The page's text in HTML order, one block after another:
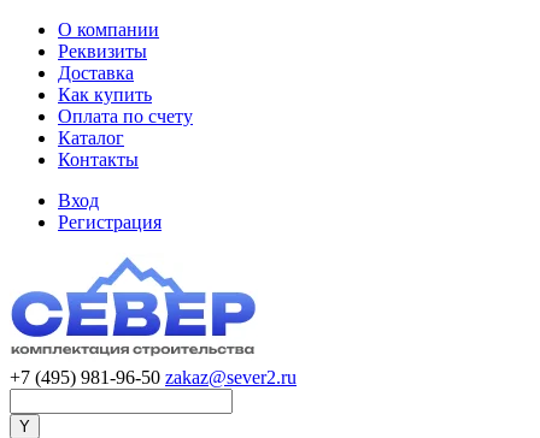
О компании
Реквизиты
Доставка
Как купить
Оплата по счету
Каталог
Контакты
Вход
Регистрация
+7 (495) 981-96-50 zakaz@sever2.ru